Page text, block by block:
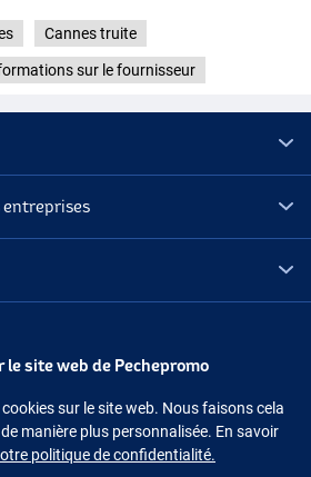
Cannes truite
sur le fournisseur
entreprises
Facebook Instagram
le site web de Pechepromo
sur le site web. Nous faisons cela
manière plus personnalisée. En savoir
politique de confidentialité.